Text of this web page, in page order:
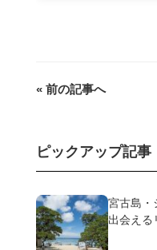
« 前の記事へ
ピックアップ記事
宮古島・
出会える